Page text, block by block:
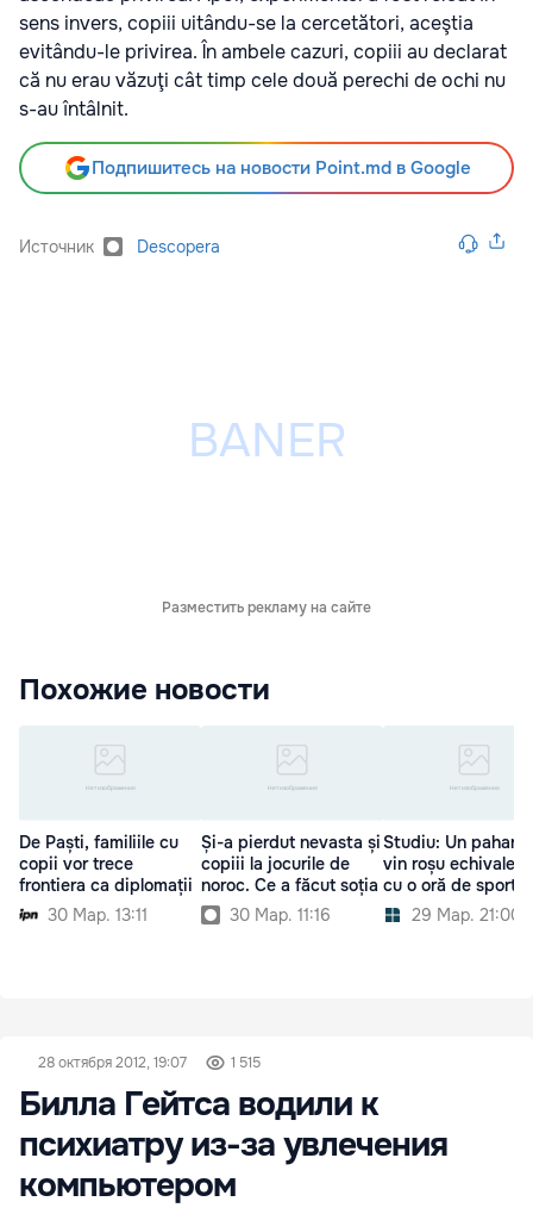
sens invers, copiii uitându-se la cercetători, aceştia
evitându-le privirea. În ambele cazuri, copiii au declarat
că nu erau văzuţi cât timp cele două perechi de ochi nu
s-au întâlnit.
Подпишитесь на новости Point.md в Google
Источник Descopera
Разместить рекламу на сайте
Похожие новости
De Paști, familiile cu
copii vor trece
frontiera ca diplomații
30 Мар. 13:11
Și-a pierdut nevasta și
copiii la jocurile de
noroc. Ce a făcut soția
30 Мар. 11:16
Studiu: Un pahar
vin roșu
cu o oră de sport
29 Мар. 21:00
28 октября 2012, 19:07 1 515
Билла Гейтса водили к
психиатру из-за увлечения
компьютером